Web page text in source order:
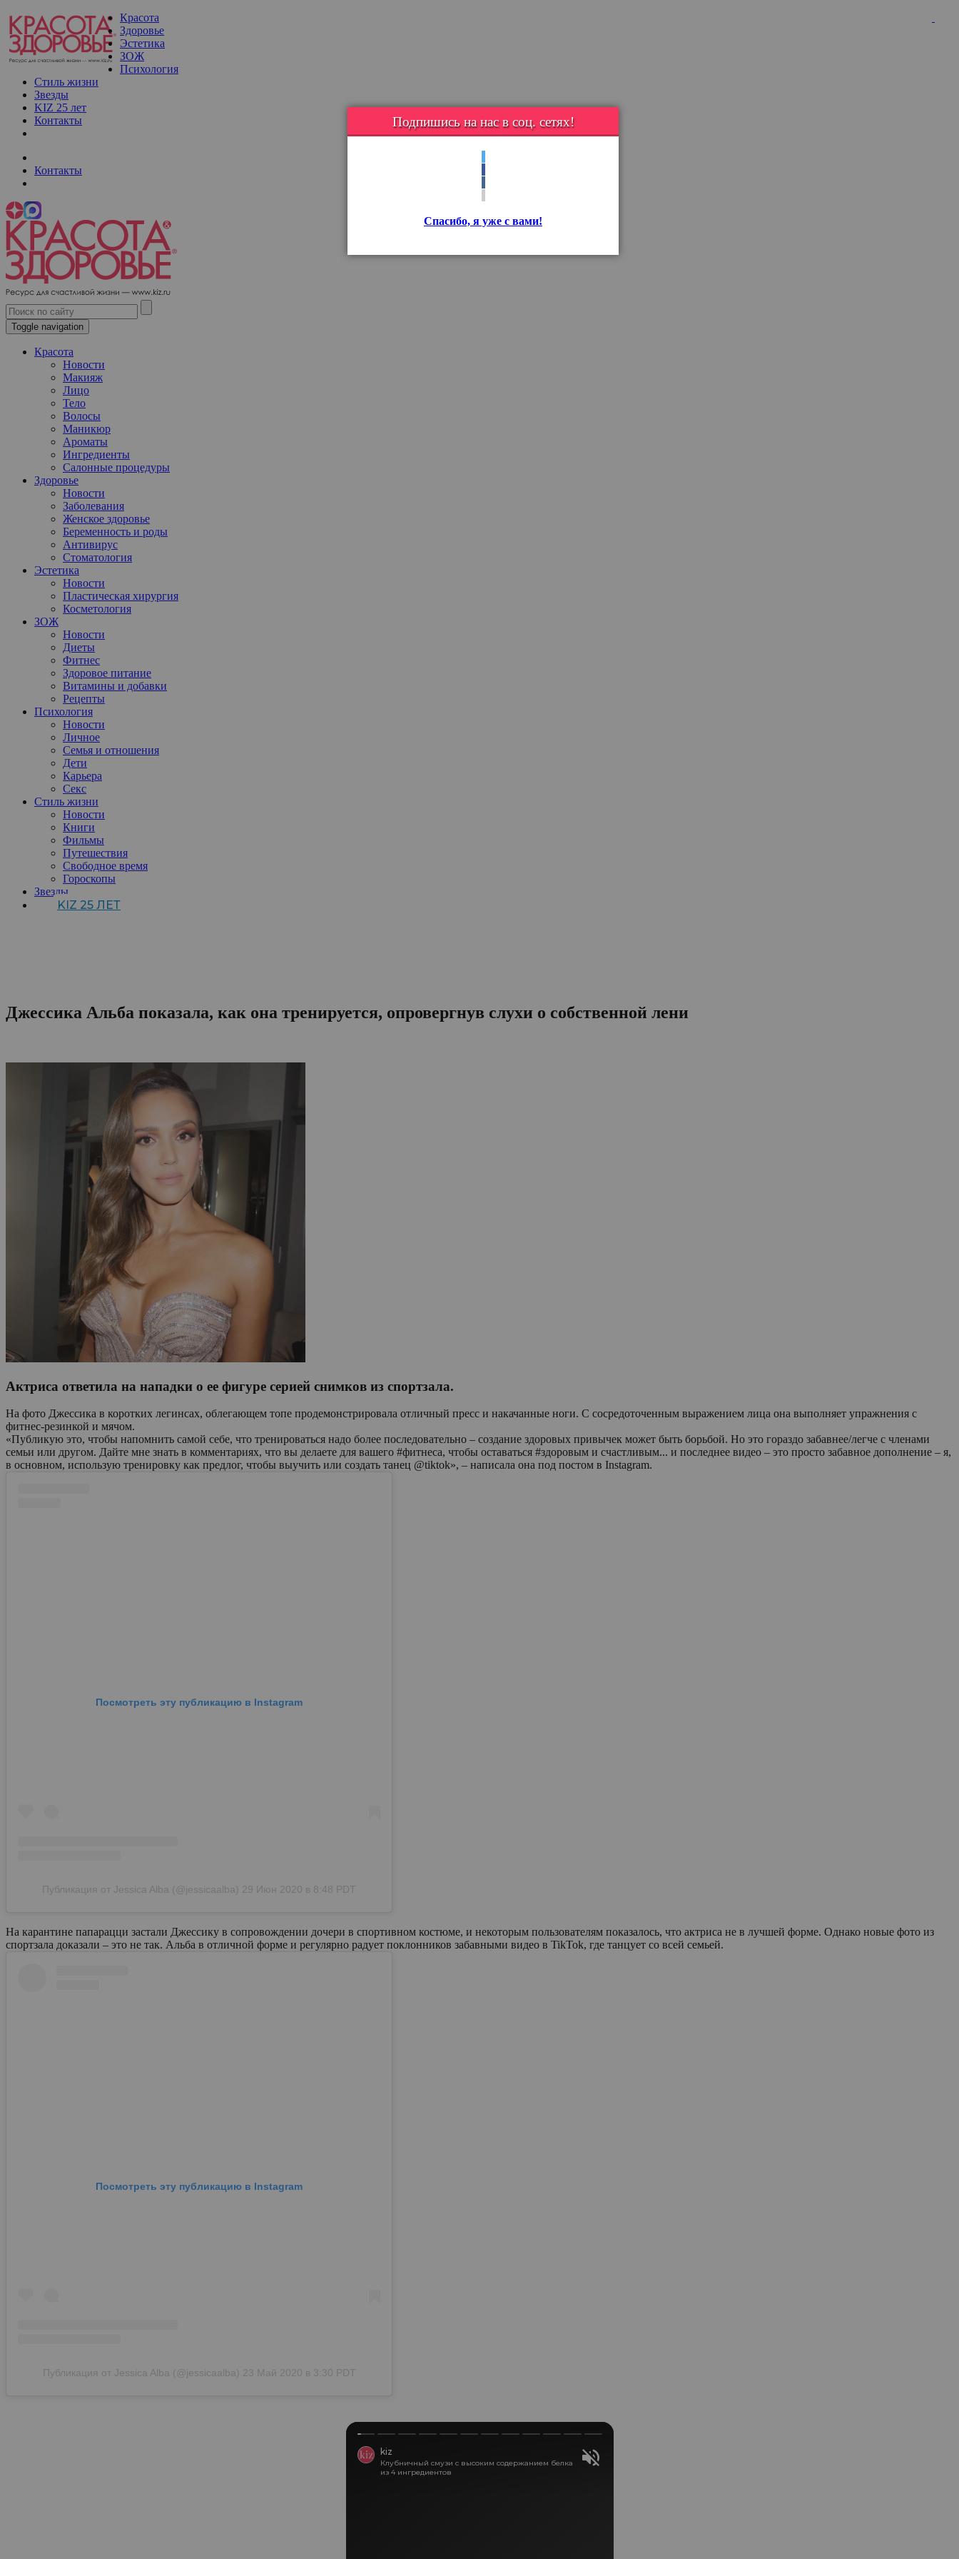
Красота
Здоровье
Эстетика
ЗОЖ
Психология
Стиль жизни
Звезды
KIZ 25 лет
Контакты
Контакты
Toggle navigation
Красота
Новости
Макияж
Лицо
Тело
Волосы
Маникюр
Ароматы
Ингредиенты
Салонные процедуры
Здоровье
Новости
Заболевания
Женское здоровье
Беременность и роды
Антивирус
Стоматология
Эстетика
Новости
Пластическая хирургия
Косметология
ЗОЖ
Новости
Диеты
Фитнес
Здоровое питание
Витамины и добавки
Рецепты
Психология
Новости
Личное
Семья и отношения
Дети
Карьера
Секс
Стиль жизни
Новости
Книги
Фильмы
Путешествия
Свободное время
Гороскопы
Звезды
KIZ 25 ЛЕТ
Подпишись на нас в соц. сетях!
Спасибо, я уже с вами!
Джессика Альба показала, как она тренируется, опровергнув слухи о собственной лени
Актриса ответила на нападки о ее фигуре серией снимков из спортзала.
На фото Джессика в коротких легинсах, облегающем топе продемонстрировала отличный пресс и накачанные ноги. С сосредоточенным выражением лица она выполняет упражнения с
фитнес-резинкой и мячом.
«Публикую это, чтобы напомнить самой себе, что тренироваться надо более последовательно – создание здоровых привычек может быть борьбой. Но это гораздо забавнее/легче с членами
семьи или другом. Дайте мне знать в комментариях, что вы делаете для вашего #фитнеса, чтобы оставаться #здоровым и счастливым... и последнее видео – это просто забавное дополнение – я,
в основном, использую тренировку как предлог, чтобы выучить или создать танец @tiktok», – написала она под постом в Instagram.
Посмотреть эту публикацию в Instagram
Публикация от Jessica Alba (@jessicaalba) 29 Июн 2020 в 8:48 PDT
На карантине папарацци застали Джессику в сопровождении дочери в спортивном костюме, и некоторым пользователям показалось, что актриса не в лучшей форме. Однако новые фото из
спортзала доказали – это не так. Альба в отличной форме и регулярно радует поклонников забавными видео в TikTok, где танцует со всей семьей.
Посмотреть эту публикацию в Instagram
Публикация от Jessica Alba (@jessicaalba) 23 Май 2020 в 3:30 PDT